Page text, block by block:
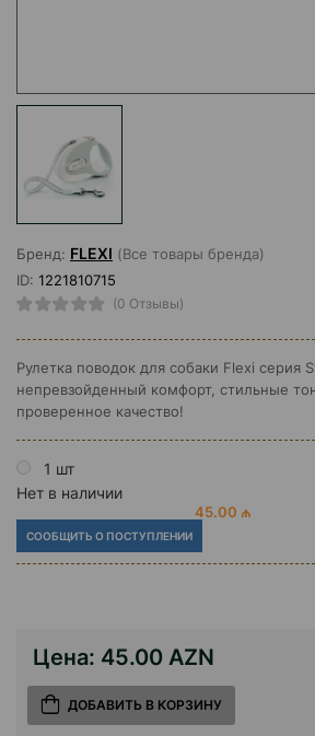
Бренд: FLEXI (Все товары бренда)
ID: 1221810715
(0 Отзывы)
Рулетка поводок для собаки Flexi серия
непревзойденный комфорт, стильные
проверенное качество!
1 шт
Нет в наличии
45.00 ₼
СООБЩИТЬ О ПОСТУПЛЕНИИ
Цена: 45.00 AZN
ДОБАВИТЬ В КОРЗИНУ